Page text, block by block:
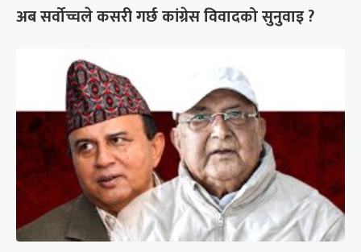
अब सर्वोच्चले कसरी गर्छ कांग्रेस विवादको सुनुवाइ ?